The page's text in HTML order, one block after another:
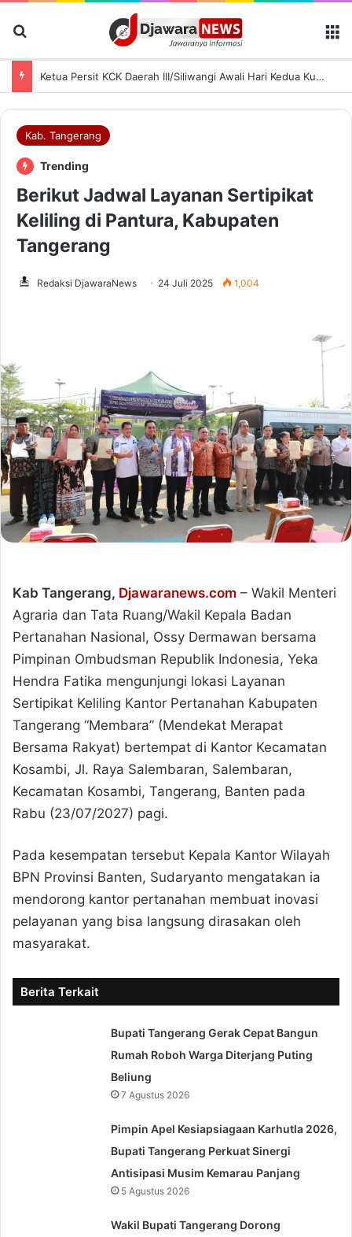
Rutan Serang Buka PORSENI HUT ke-81 RI, Pegawai dan Warga Binaan Antusias Ikut Lomba
Kab. Tangerang
Trending
Berikut Jadwal Layanan Sertipikat
Keliling di Pantura, Kabupaten
Tangerang
Redaksi DjawaraNews 24 Juli 2025 1,004
Kab Tangerang, Djawaranews.com – Wakil Menteri
Agraria dan Tata Ruang/Wakil Kepala Badan
Pertanahan Nasional, Ossy Dermawan bersama
Pimpinan Ombudsman Republik Indonesia, Yeka
Hendra Fatika mengunjungi lokasi Layanan
Sertipikat Keliling Kantor Pertanahan Kabupaten
Tangerang “Membara” (Mendekat Merapat
Bersama Rakyat) bertempat di Kantor Kecamatan
Kosambi, Jl. Raya Salembaran, Salembaran,
Kecamatan Kosambi, Tangerang, Banten pada
Rabu (23/07/2027) pagi.
Pada kesempatan tersebut Kepala Kantor Wilayah
BPN Provinsi Banten, Sudaryanto mengatakan ia
mendorong kantor pertanahan membuat inovasi
pelayanan yang bisa langsung dirasakan oleh
masyarakat.
Berita Terkait
Bupati Tangerang Gerak Cepat Bangun
Rumah Roboh Warga Diterjang Puting
Beliung
7 Agustus 2026
Pimpin Apel Kesiapsiagaan Karhutla 2026,
Bupati Tangerang Perkuat Sinergi
Antisipasi Musim Kemarau Panjang
5 Agustus 2026
Wakil Bupati Tangerang Dorong